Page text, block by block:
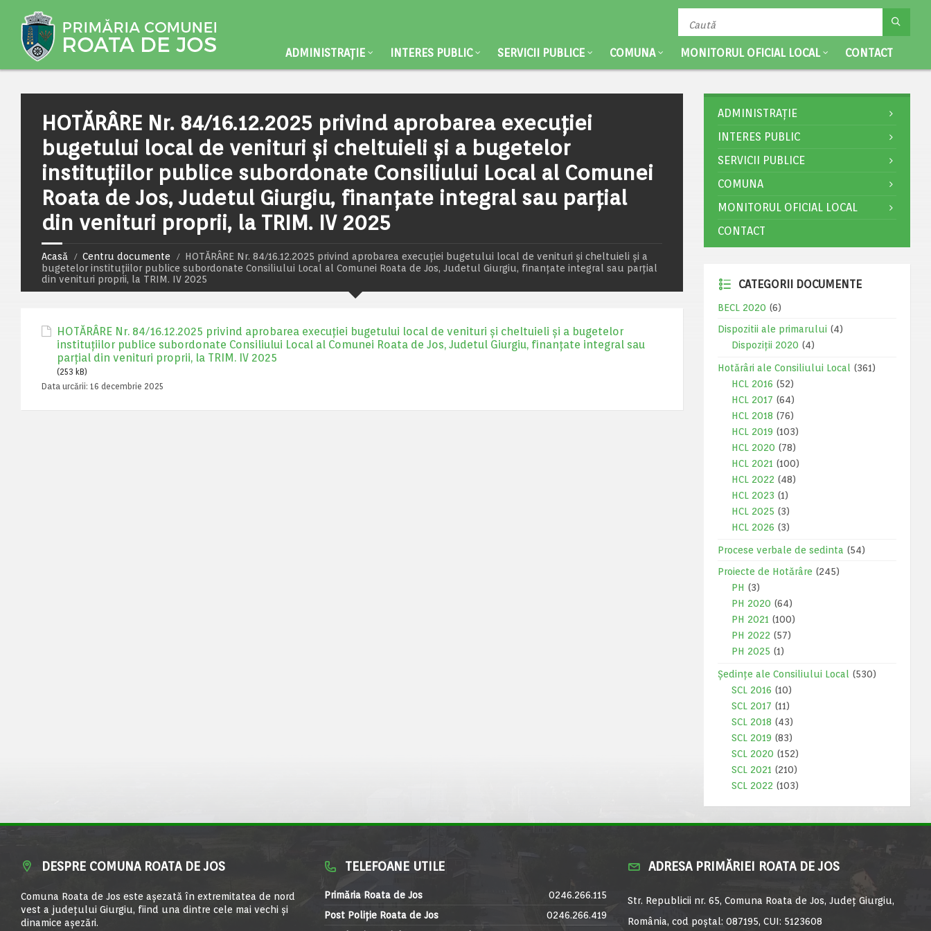
ADMINISTRAȚIE INTERES PUBLIC SERVICII PUBLICE COMUNA MONITORUL OFICIAL LOCAL CONTACT
HOTĂRÂRE Nr. 84/16.12.2025 privind aprobarea execuţiei
bugetului local de venituri şi cheltuieli şi a bugetelor
instituţiilor publice subordonate Consiliului Local al Comunei
Roata de Jos, Judetul Giurgiu, finanţate integral sau parţial
din venituri proprii, la TRIM. IV 2025
Acasă Centru documente
HOTĂRÂRE Nr. 84/16.12.2025 privind aprobarea execuţiei bugetului local de venituri şi cheltuieli şi a
bugetelor instituţiilor publice subordonate Consiliului Local al Comunei Roata de Jos, Judetul Giurgiu, finanţate integral sau parţial
din venituri proprii, la TRIM. IV 2025
HOTĂRÂRE Nr. 84/16.12.2025 privind aprobarea execuţiei bugetului local de venituri şi cheltuieli şi a bugetelor
instituţiilor publice subordonate Consiliului Local al Comunei Roata de Jos, Judetul Giurgiu, finanţate integral sau
parţial din venituri proprii, la TRIM. IV 2025
(253 kB)
Data urcării: 16 decembrie 2025
ADMINISTRAȚIE
INTERES PUBLIC
SERVICII PUBLICE
COMUNA
MONITORUL OFICIAL LOCAL
CONTACT
CATEGORII DOCUMENTE
BECL 2020 (6)
Dispozitii ale primarului (4)
Dispoziții 2020 (4)
Hotărâri ale Consiliului Local
(361)
HCL 2016 (52)
HCL 2017 (64)
HCL 2018 (76)
HCL 2019 (103)
HCL 2020 (78)
HCL 2021 (100)
HCL 2022 (48)
HCL 2023 (1)
HCL 2025 (3)
HCL 2026 (3)
Procese verbale de sedinta (54)
Proiecte de Hotărâre (245)
PH (3)
PH 2020 (64)
PH 2021 (100)
PH 2022 (57)
PH 2025 (1)
Ședințe ale Consiliului Local
(530)
SCL 2016 (10)
SCL 2017 (11)
SCL 2018 (43)
SCL 2019 (83)
SCL 2020 (152)
SCL 2021 (210)
SCL 2022 (103)
DESPRE COMUNA ROATA DE JOS
Comuna Roata de Jos este aşezată în extremitatea de nord
vest a judeţului Giurgiu, fiind una dintre cele mai vechi şi
dinamice aşezări.
TELEFOANE UTILE
Primăria Roata de Jos
0246.266.115
Post Poliție Roata de Jos
0246.266.419
ADRESA PRIMĂRIEI ROATA DE JOS
Str. Republicii nr. 65, Comuna Roata de Jos, Județ Giurgiu,
România, cod poștal: 087195, CUI: 5123608